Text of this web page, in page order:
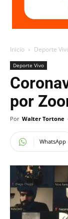
Inicio Deporte
Deporte Vivo
por
Por Walter Tortone
WhatsApp